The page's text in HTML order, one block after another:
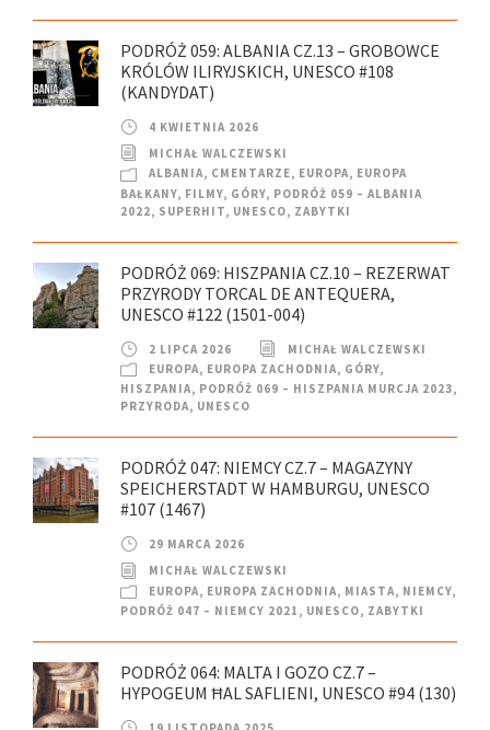
PODRÓŻ 059: ALBANIA CZ.13 – GROBOWCE
KRÓLÓW ILIRYJSKICH, UNESCO #108
(KANDYDAT)
4 KWIETNIA 2026
MICHAŁ WALCZEWSKI
ALBANIA, CMENTARZE, EUROPA, EUROPA
BAŁKANY, FILMY, GÓRY, PODRÓŻ 059 – ALBANIA
2022, SUPERHIT, UNESCO, ZABYTKI
PODRÓŻ 069: HISZPANIA CZ.10 – REZERWAT
PRZYRODY TORCAL DE ANTEQUERA,
UNESCO #122 (1501-004)
2 LIPCA 2026
MICHAŁ WALCZEWSKI
EUROPA, EUROPA ZACHODNIA, GÓRY,
HISZPANIA, PODRÓŻ 069 – HISZPANIA MURCJA 2023,
PRZYRODA, UNESCO
PODRÓŻ 047: NIEMCY CZ.7 – MAGAZYNY
SPEICHERSTADT W HAMBURGU, UNESCO
#107 (1467)
29 MARCA 2026
MICHAŁ WALCZEWSKI
EUROPA, EUROPA ZACHODNIA, MIASTA, NIEMCY,
PODRÓŻ 047 – NIEMCY 2021 , UNESCO, ZABYTKI
PODRÓŻ 064: MALTA I GOZO CZ.7 –
HYPOGEUM ĦAL SAFLIENI, UNESCO #94 (130)